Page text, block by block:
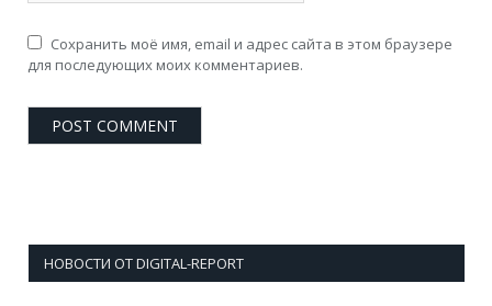
Сохранить моё имя, email и адрес сайта в этом браузере
для последующих моих комментариев.
НОВОСТИ ОТ DIGITAL-REPORT